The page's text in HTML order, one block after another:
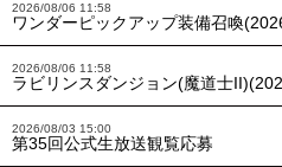
2026/08/06 11:58
ワンダーピックアップ装備召喚
2026/08/06 11:58
ラビリンスダンジョン(魔道士
2026/08/03 15:00
第35回公式生放送観覧応募